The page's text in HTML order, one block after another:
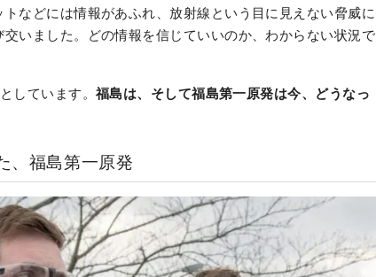
などには情報があふれ、放射線という目に見えない脅威に
いました。どの情報を信じていいのか、わからない状況で
しています。 福島は、そして福島第一原発は今、どうなっ
、福島第一原発